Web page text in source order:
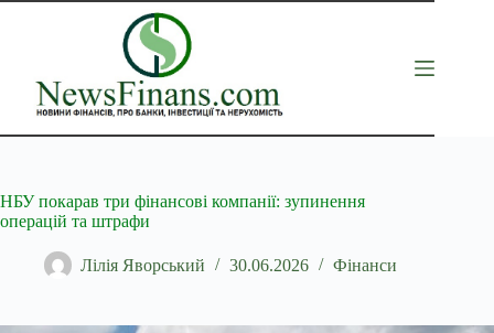
Перейти
НБУ покарав три фінансові компанії: зупинення
операцій та штрафи
Лілія Яворський 30.06.2026 Фінанси